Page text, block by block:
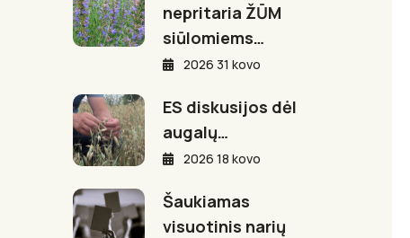
nepritaria ŽŪM
siūlomiems…
2026 31 kovo
ES diskusijos dėl
augalų…
2026 18 kovo
Šaukiamas
visuotinis narių